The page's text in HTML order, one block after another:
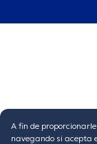
A fin de
navegando si acepta